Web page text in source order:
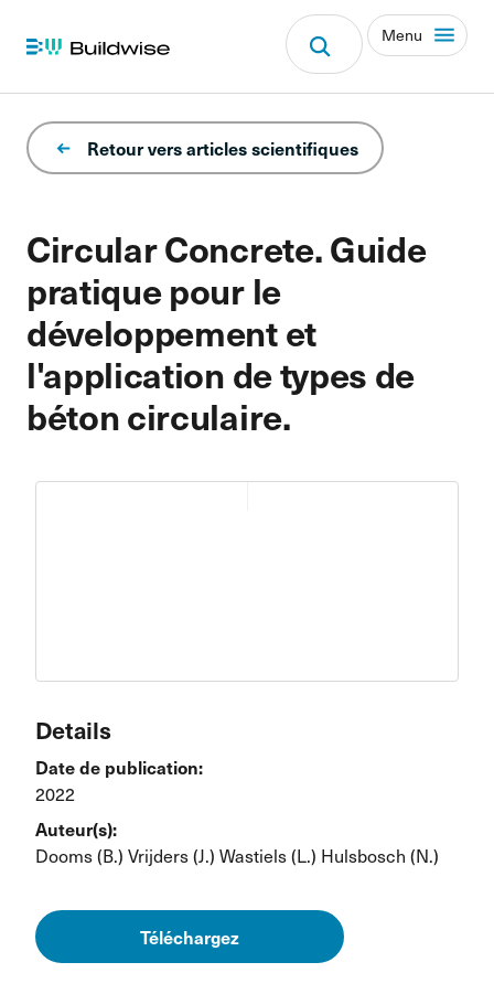
Menu
Circular Concrete. Guide
pratique pour le
développement et
l'application de types de
béton circulaire.
Retour vers articles scientifiques
Details
Date de publication:
2022
Auteur(s):
Dooms (B.) Vrijders (J.) Wastiels (L.) Hulsbosch (N.)
Téléchargez